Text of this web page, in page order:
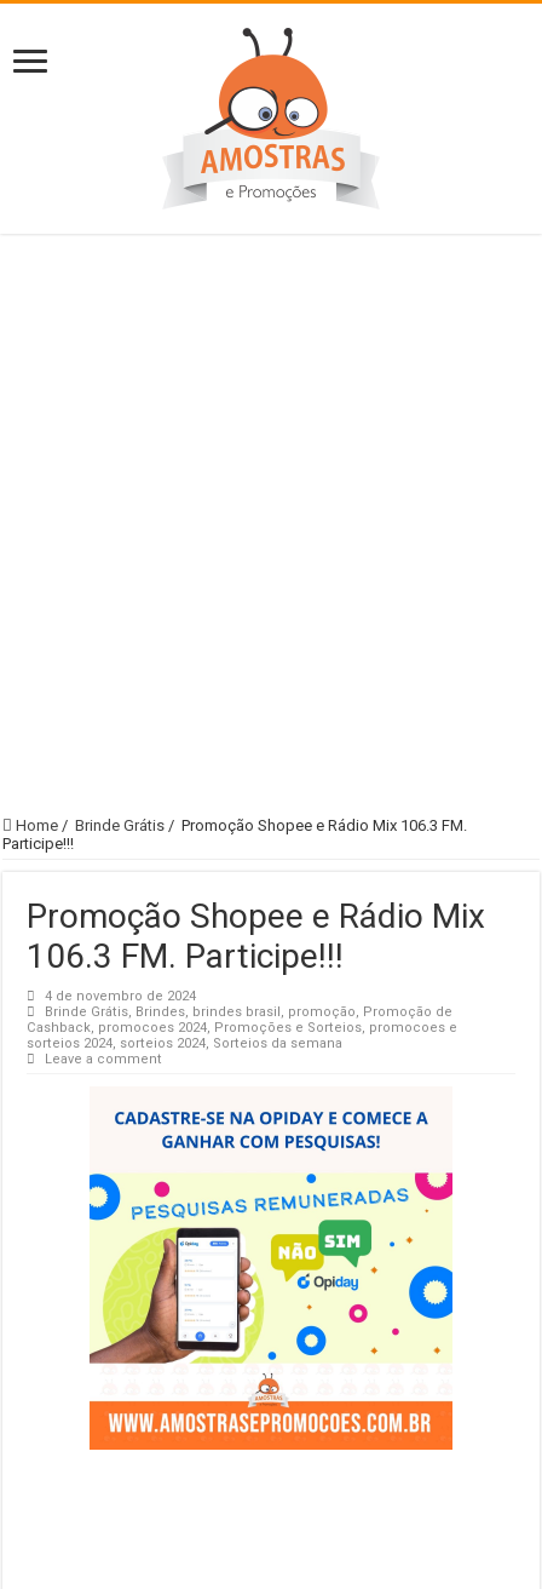
Home / Brinde Grátis / Promoção Shopee e Rádio Mix 106.3 FM.
Participe!!!
Promoção Shopee e Rádio Mix
106.3 FM. Participe!!!
4 de novembro de 2024
Brinde Grátis, Brindes, brindes brasil, promoção, Promoção de
Cashback, promocoes 2024, Promoções e Sorteios, promocoes e
sorteios 2024, sorteios 2024, Sorteios da semana
Leave a comment